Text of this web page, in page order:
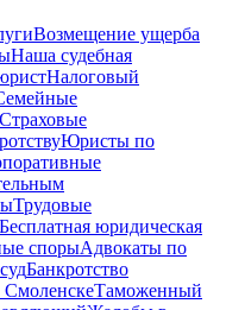
Возмещение ущерба
Наша судебная
Налоговый
Страховые
Юристы по
Трудовые
Бесплатная юридическая
спорыАдвокаты по
Банкротство
Таможенный